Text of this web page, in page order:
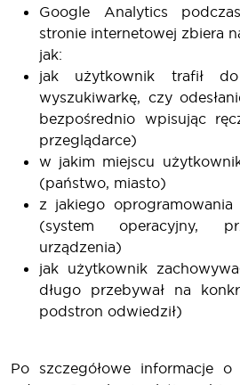
Google Analytics
stronie internetowej zbiera
jak:
jak użytkownik trafił
wyszukiwarkę, czy
bezpośrednio wpisując
przeglądarce)
w jakim miejscu
(państwo, miasto)
z jakiego
(system operacyjny,
urządzenia)
jak użytkownik
długo przebywał na
podstron odwiedził)
Po szczegółowe informacje